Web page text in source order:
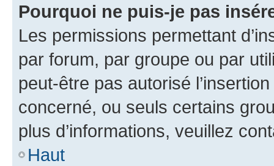
Pourquoi ne puis-je pas
Les permissions permettant
par forum, par groupe ou par
peut-être pas autorisé
concerné, ou seuls certains
plus d’informations, veuillez
Haut